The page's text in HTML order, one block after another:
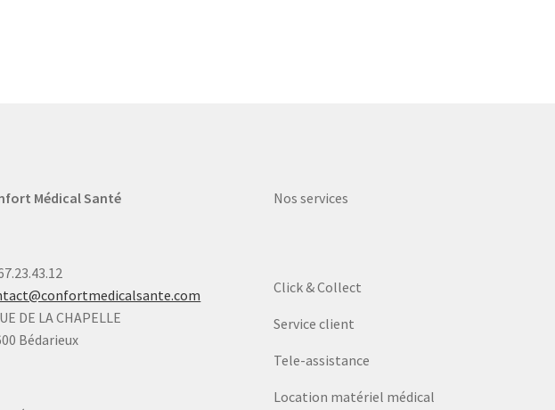
Médical Santé
DE LA CHAPELLE
Bédarieux
Nos services
Click & Collect
Service client
Tele-assistance
Location matériel médical